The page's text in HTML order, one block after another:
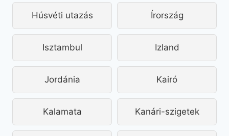
Húsvéti utazás Írország
Isztambul Izland
Jordánia Kairó
Kalamata Kanári-szigetek